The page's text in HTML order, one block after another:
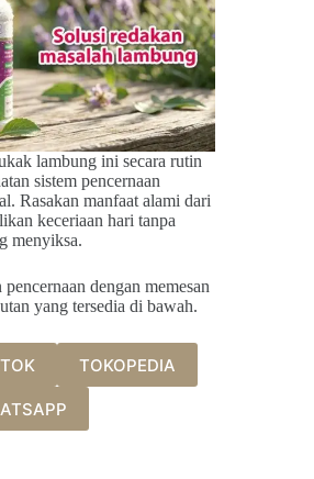
lambung ini secara rutin
sistem pencernaan
Rasakan manfaat alami dari
keceriaan hari tanpa
menyiksa.
dengan memesan
yang tersedia di bawah.
TOKOPEDIA